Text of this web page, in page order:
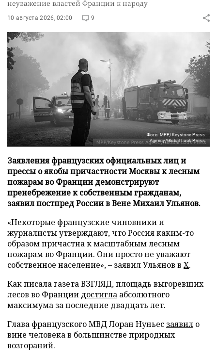
неуважение властей Франции к народу
10 августа 2026, 02:00 9
Фото: MPP/Keystone Press
Agency/Global Look Press
Заявления французских официальных лиц и
прессы о якобы причастности Москвы к лесным
пожарам во Франции демонстрируют
пренебрежение к собственным гражданам,
заявил постпред России в Вене Михаил Ульянов.
«Некоторые французские чиновники и
журналисты утверждают, что Россия каким-то
образом причастна к масштабным лесным
пожарам во Франции. Они просто не уважают
собственное население», – заявил Ульянов в X.
Как писала газета ВЗГЛЯД, площадь выгоревших
лесов во Франции достигла абсолютного
максимума за последние двадцать лет.
Глава французского МВД Лоран Нуньес заявил о
вине человека в большинстве природных
возгораний.